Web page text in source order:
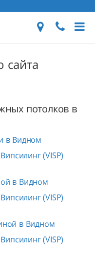
сайта
потолков в
в Видном
(VISP)
в Видном
(VISP)
в Видном
(VISP)